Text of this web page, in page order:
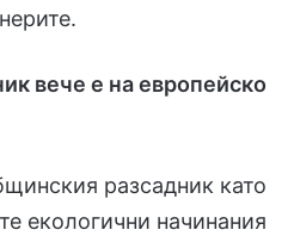
вече е на европейско
разсадник като
екологични начинания